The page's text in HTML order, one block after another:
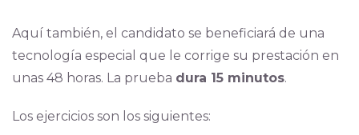
Aquí también, el candidato se beneficiará de una
tecnología especial que le corrige su prestación en
unas 48 horas. La prueba dura 15 minutos.
Los ejercicios son los siguientes: